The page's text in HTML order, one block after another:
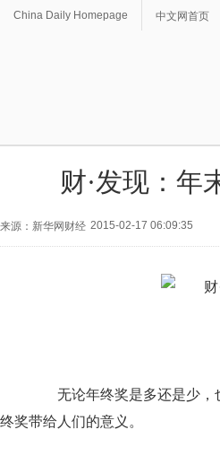
China Daily Homepage 中文网首页
财·发现：年
来源：新华网财经 2015-02-17 06:09:35
无论年终奖是多还是少，
终奖带给人们的意义。